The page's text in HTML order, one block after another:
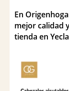
En
mejor calidad
tienda en